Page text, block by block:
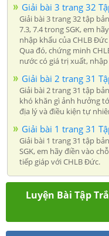
Giải bài 3 trang 32
Giải bài 3 trang 32 tập
7.3, 7.4 trong SGK, em
nhập khẩu của CHLB
Qua đó, chứng minh
nước có giá trị xuất,
Giải bài 2 trang 31
Giải bài 2 trang 31 tập
khó khăn gì ảnh hưởng
địa lý và điều kiện tự
Giải bài 1 trang 31
Giải bài 1 trang 31 tập
SGK, em hãy điền vào
tiếp giáp với CHLB Đức.
Luyện Bài Tập